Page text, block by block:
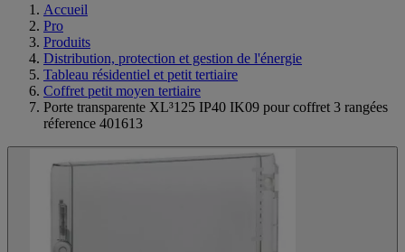
Accueil
Pro
Produits
Distribution, protection et gestion de l'énergie
Tableau résidentiel et petit tertiaire
Coffret petit moyen tertiaire
Porte transparente XL³125 IP40 IK09 pour coffret 3 rangées
réference 401613